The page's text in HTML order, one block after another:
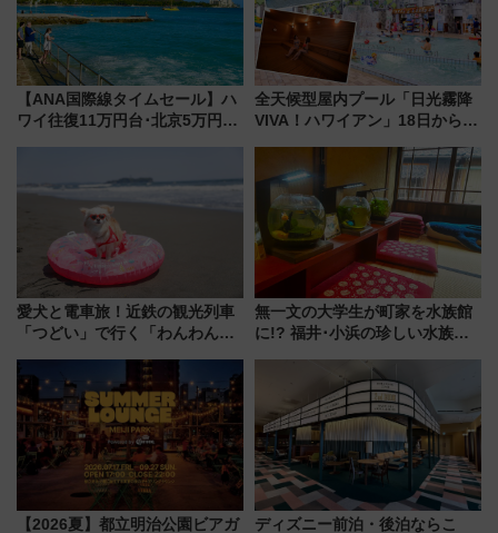
【ANA国際線タイムセール】ハ
ワイ往復11万円台･北京5万円台
ツ路線まとめ（8/10まで）
全天候型屋内プール「日光霧降
VIVA！ハワイアン」18日から営
ァミリーから大人まで幅広い世
代が一日中楽しる夏のリゾート
を楽しんで
愛犬と電車旅！近鉄の観光列車
「つどい」で行く「わんわん列
める日帰りツアー
無一文の大学生が町家を水族館
に!? 福井･小浜の珍しい水族
作体験、鯖街道の御食国など 小
浜観光レポ 第2弾
【2026夏】都立明治公園ビアガ ディズニー前泊・後泊ならこ